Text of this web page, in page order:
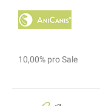
10,00% pro Sale